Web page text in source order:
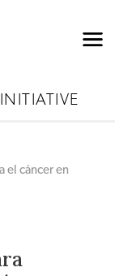
el cáncer en